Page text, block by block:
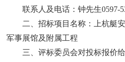
联系人及电话：钟先生0597-
二、招标项目名称：上杭艇
军事展馆及附属工程
三、评标委员会对投标报价